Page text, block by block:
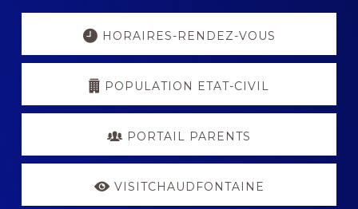
Explore
HORAIRES-RENDEZ-VOUS
POPULATION ETAT-CIVIL
PORTAIL PARENTS
VISITCHAUDFONTAINE